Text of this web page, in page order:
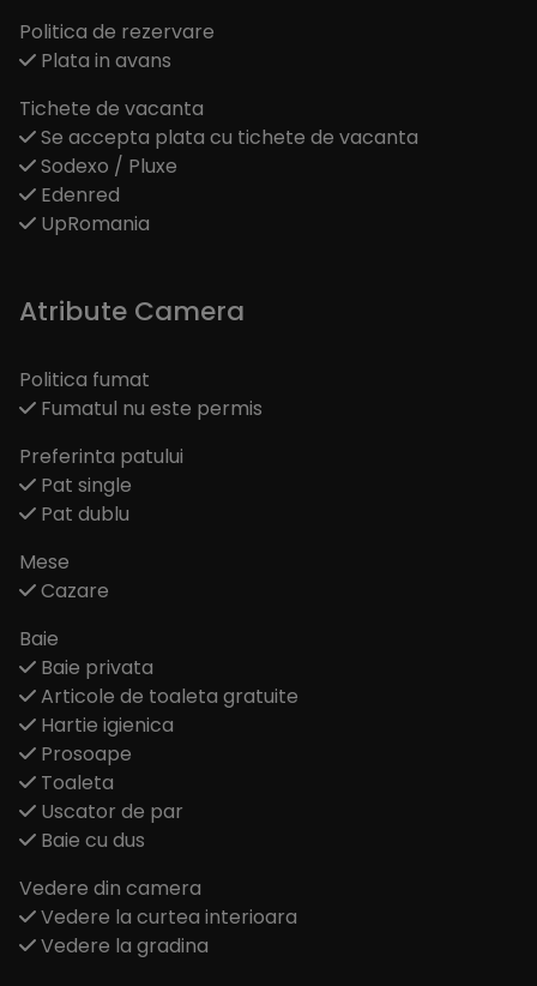
Politica de rezervare
Plata in avans
Tichete de vacanta
Se accepta plata cu tichete de vacanta
Sodexo / Pluxe
Edenred
UpRomania
Atribute Camera
Politica fumat
Fumatul nu este permis
Preferinta patului
Pat single
Pat dublu
Mese
Cazare
Baie
Baie privata
Articole de toaleta gratuite
Hartie igienica
Prosoape
Toaleta
Uscator de par
Baie cu dus
Vedere din camera
Vedere la curtea interioara
Vedere la gradina